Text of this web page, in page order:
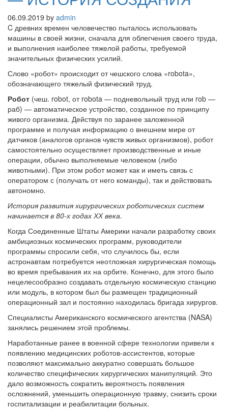
06.09.2019 by admin
C древних времен человечество пыталось использовать
машины в своей жизни, сначала для облегчения своего труда,
и выполнения наиболее тяжелой работы, требуемой
значительных физических усилий.
Слово «робот» происходит от чешского слова «robota»,
обозначающего тяжелый физический труд.
Робот (чеш. robot, от robota — подневольный труд или rob —
раб) — автоматическое устройство, созданное по принципу
живого организма. Действуя по заранее заложенной
программе и получая информацию о внешнем мире от
датчиков (аналогов органов чувств живых организмов), робот
самостоятельно осуществляет производственные и иные
операции, обычно выполняемые человеком (либо
животными). При этом робот может как и иметь связь с
оператором с (получать от него команды), так и действовать
автономно.
История развития хирургических роботических систем
начинается в 80-х годах ХХ века.
Когда Соединенные Штаты Америки начали разработку своих
амбициозных космических программ, руководители
программы спросили себя, что случилось бы, если
астронавтам потребуется неотложная хирургическая помощь
во время пребывания их на орбите. Конечно, для этого было
нецелесообразно создавать отдельную космическую станцию
или модуль, в котором был бы размещен традиционный
операционный зал и постоянно находилась бригада хирургов.
Специалисты Американского космического агентства (NASA)
занялись решением этой проблемы.
Наработанные ранее в военной сфере технологии привели к
появлению медицинских роботов-ассистентов, которые
позволяют максимально аккуратно совершать большое
количество специфических хирургических манипуляций. Это
дало возможность сократить вероятность появления
осложнений, уменьшить операционную травму, снизить сроки
госпитализации и реабилитации больных.